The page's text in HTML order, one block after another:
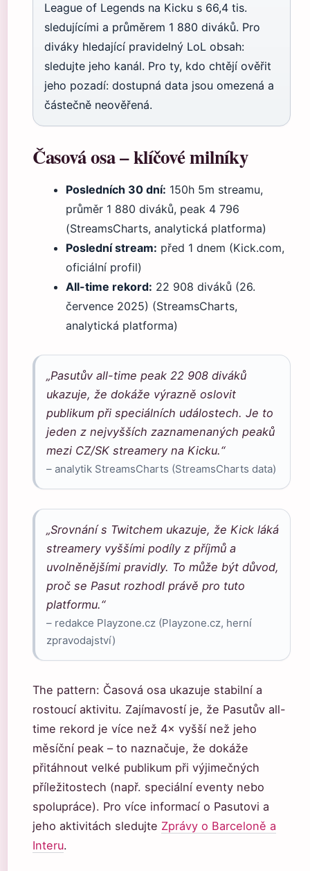
League of Legends na Kicku s 66,4 tis.
sledujícími a průměrem 1 880 diváků. Pro
diváky hledající pravidelný LoL obsah:
sledujte jeho kanál. Pro ty, kdo chtějí ověřit
jeho pozadí: dostupná data jsou omezená a
částečně neověřená.
Časová osa – klíčové milníky
Posledních 30 dní: 150h 5m streamu,
průměr 1 880 diváků, peak 4 796
(StreamsCharts, analytická platforma)
Poslední stream: před 1 dnem (Kick.com,
oficiální profil)
All-time rekord: 22 908 diváků (26.
července 2025) (StreamsCharts,
analytická platforma)
„Pasutův all-time peak 22 908 diváků
ukazuje, že dokáže výrazně oslovit
publikum při speciálních událostech. Je to
jeden z nejvyšších zaznamenaných peaků
mezi CZ/SK streamery na Kicku.“
– analytik StreamsCharts (StreamsCharts data)
„Srovnání s Twitchem ukazuje, že Kick láká
streamery vyššími podíly z příjmů a
uvolněnějšími pravidly. To může být důvod,
proč se Pasut rozhodl právě pro tuto
platformu.“
– redakce Playzone.cz (Playzone.cz, herní
zpravodajství)
The pattern: Časová osa ukazuje stabilní a
rostoucí aktivitu. Zajímavostí je, že Pasutův all-
time rekord je více než 4× vyšší než jeho
měsíční peak – to naznačuje, že dokáže
přitáhnout velké publikum při výjimečných
příležitostech (např. speciální eventy nebo
spolupráce). Pro více informací o Pasutovi a
jeho aktivitách sledujte Zprávy o Barceloně a
Interu.